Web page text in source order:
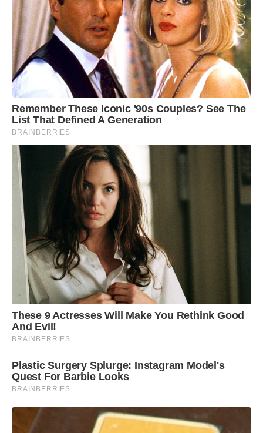
Remember These Iconic '90s Couples? See The
List That Defined A Generation
BRAINBERRIES
These 9 Actresses Will Make You Rethink Good
And Evil!
BRAINBERRIES
Plastic Surgery Splurge: Instagram Model's
Quest For Barbie Looks
BRAINBERRIES